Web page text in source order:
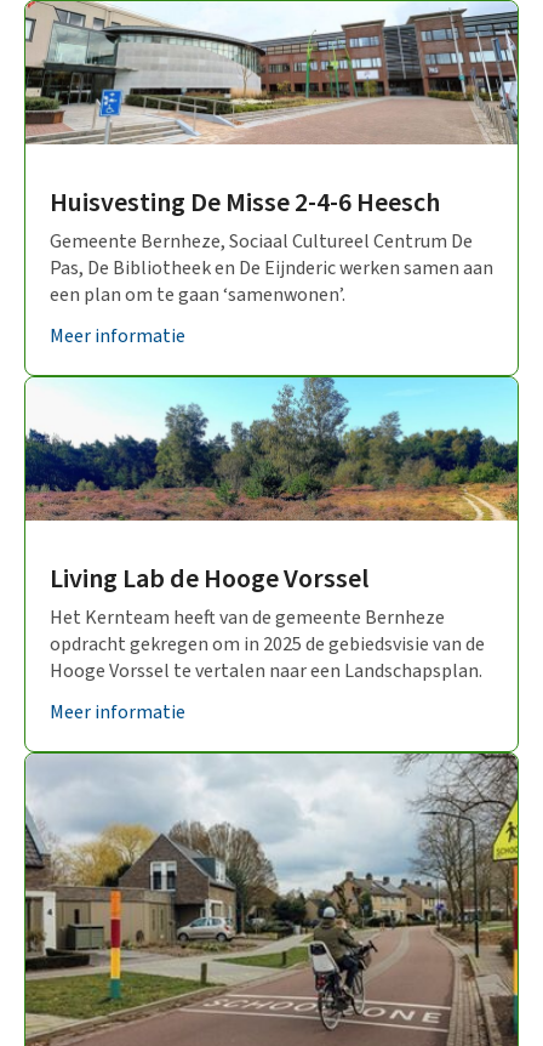
Huisvesting De Misse 2-4-6 Heesch
Gemeente Bernheze, Sociaal Cultureel Centrum De
Pas, De Bibliotheek en De Eijnderic werken samen aan
een plan om te gaan ‘samenwonen’.
Meer informatie
Living Lab de Hooge Vorssel
Het Kernteam heeft van de gemeente Bernheze
opdracht gekregen om in 2025 de gebiedsvisie van de
Hooge Vorssel te vertalen naar een Landschapsplan.
Meer informatie